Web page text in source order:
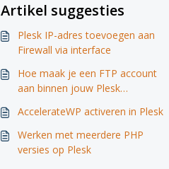
Artikel suggesties
Plesk IP-adres toevoegen aan
Firewall via interface
Hoe maak je een FTP account
aan binnen jouw Plesk
AccelerateWP activeren in Plesk
Werken met meerdere PHP
versies op Plesk